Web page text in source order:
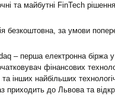
та майбутні FinTech
безкоштовна, за умови
– перша електронна біржа
фінансових
та інших найбільших
приходить до Львова та